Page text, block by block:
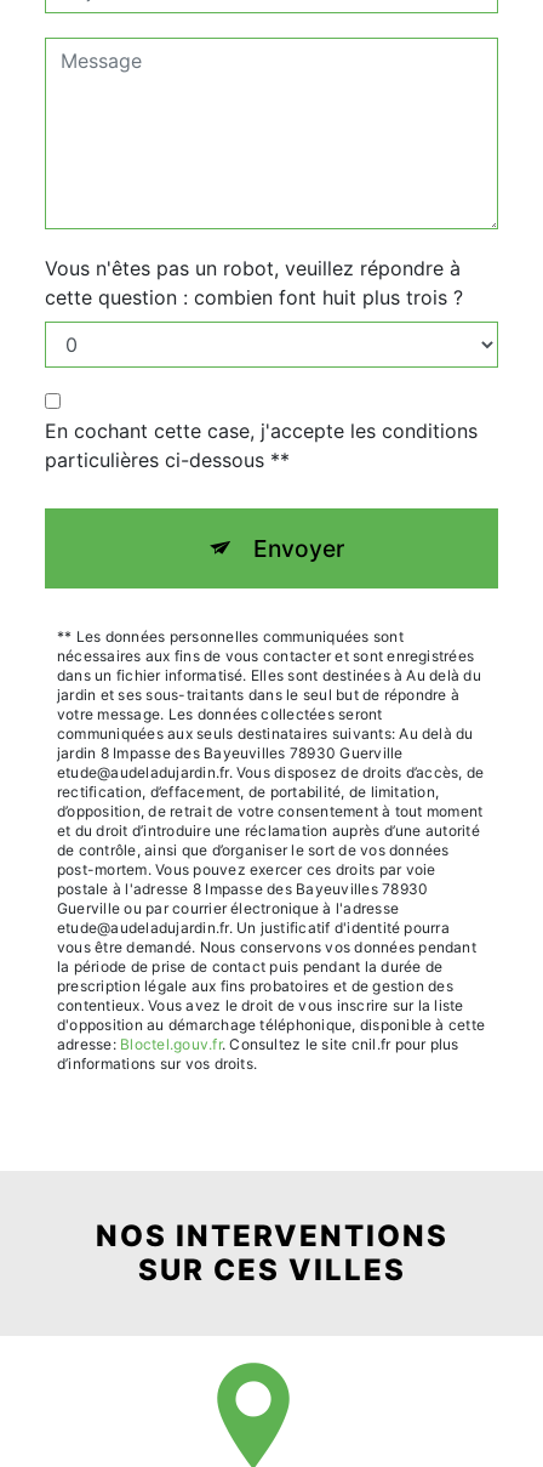
Vous n'êtes pas un robot, veuillez répondre à
cette question : combien font huit plus trois ?
En cochant cette case, j'accepte les conditions
particulières ci-dessous **
Envoyer
** Les données personnelles communiquées sont
nécessaires aux fins de vous contacter et sont enregistrées
dans un fichier informatisé. Elles sont destinées à Au delà du
jardin et ses sous-traitants dans le seul but de répondre à
votre message. Les données collectées seront
communiquées aux seuls destinataires suivants: Au delà du
jardin 8 Impasse des Bayeuvilles 78930 Guerville
etude@audeladujardin.fr. Vous disposez de droits d’accès, de
rectification, d’effacement, de portabilité, de limitation,
d’opposition, de retrait de votre consentement à tout moment
et du droit d’introduire une réclamation auprès d’une autorité
de contrôle, ainsi que d’organiser le sort de vos données
post-mortem. Vous pouvez exercer ces droits par voie
postale à l'adresse 8 Impasse des Bayeuvilles 78930
Guerville ou par courrier électronique à l'adresse
etude@audeladujardin.fr. Un justificatif d'identité pourra
vous être demandé. Nous conservons vos données pendant
la période de prise de contact puis pendant la durée de
prescription légale aux fins probatoires et de gestion des
contentieux. Vous avez le droit de vous inscrire sur la liste
d'opposition au démarchage téléphonique, disponible à cette
adresse: Bloctel.gouv.fr. Consultez le site cnil.fr pour plus
d’informations sur vos droits.
NOS INTERVENTIONS
SUR CES VILLES